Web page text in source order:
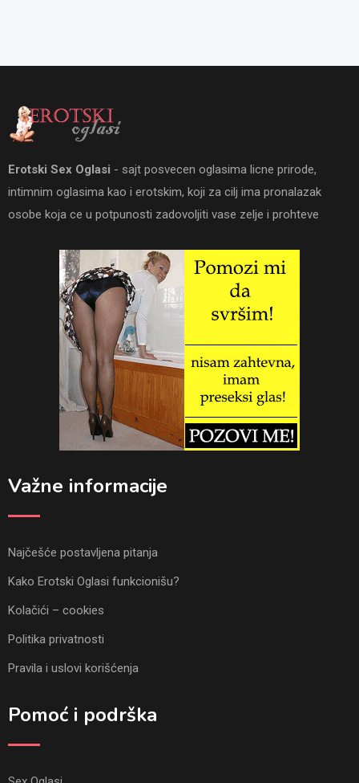
Erotski Sex Oglasi - sajt posvecen oglasima licne prirode,
intimnim oglasima kao i erotskim, koji za cilj ima pronalazak
osobe koja ce u potpunosti zadovoljiti vase zelje i prohteve
Važne informacije
Najčešće postavljena pitanja
Kako Erotski Oglasi funkcionišu?
Kolačići – cookies
Politika privatnosti
Pravila i uslovi korišćenja
Pomoć i podrška